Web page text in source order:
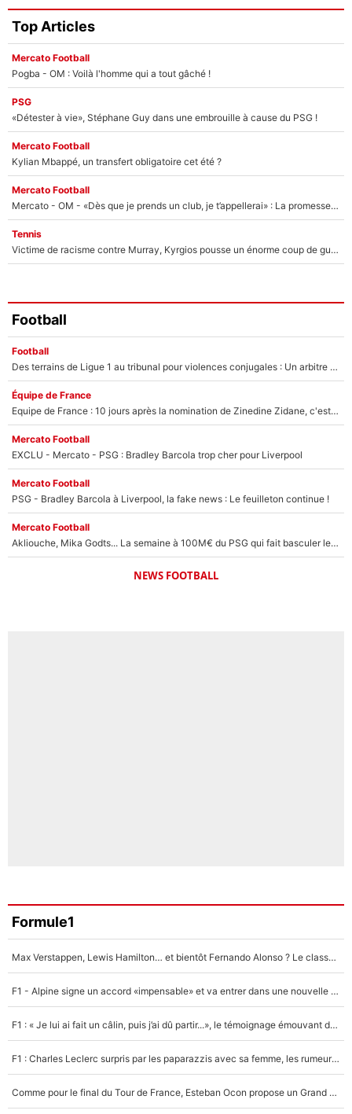
Top Articles
Mercato Football
Pogba - OM : Voilà l'homme qui a tout gâché !
PSG
«Détester à vie», Stéphane Guy dans une embrouille à cause du PSG !
Mercato Football
Kylian Mbappé, un transfert obligatoire cet été ?
Mercato Football
Mercato - OM - «Dès que je prends un club, je t’appellerai» : La promesse de Marcelino au moment de claquer la porte
Tennis
Victime de racisme contre Murray, Kyrgios pousse un énorme coup de gueule !
Football
Football
Des terrains de Ligue 1 au tribunal pour violences conjugales : Un arbitre français encourt une peine de 18 mois de prison !
Équipe de France
Equipe de France : 10 jours après la nomination de Zinedine Zidane, c'est au tour de son fils de prendre un nouveau départ !
Mercato Football
EXCLU - Mercato - PSG : Bradley Barcola trop cher pour Liverpool
Mercato Football
PSG - Bradley Barcola à Liverpool, la fake news : Le feuilleton continue !
Mercato Football
Akliouche, Mika Godts... La semaine à 100M€ du PSG qui fait basculer le mercato du PSG !
NEWS FOOTBALL
Formule1
Max Verstappen, Lewis Hamilton… et bientôt Fernando Alonso ? Le classement des pilotes les mieux payés en Formule 1 risque de changer !
F1 - Alpine signe un accord «impensable» et va entrer dans une nouvelle dimension : Grande nouvelle pour Pierre Gasly !
F1 : « Je lui ai fait un câlin, puis j’ai dû partir...», le témoignage émouvant de Max Verstappen sur sa fille
F1 : Charles Leclerc surpris par les paparazzis avec sa femme, les rumeurs étaient vraies !
Comme pour le final du Tour de France, Esteban Ocon propose un Grand Prix de Formule 1 à Paris : «Autour de l’Arc de Triomphe, ce serait génial» !